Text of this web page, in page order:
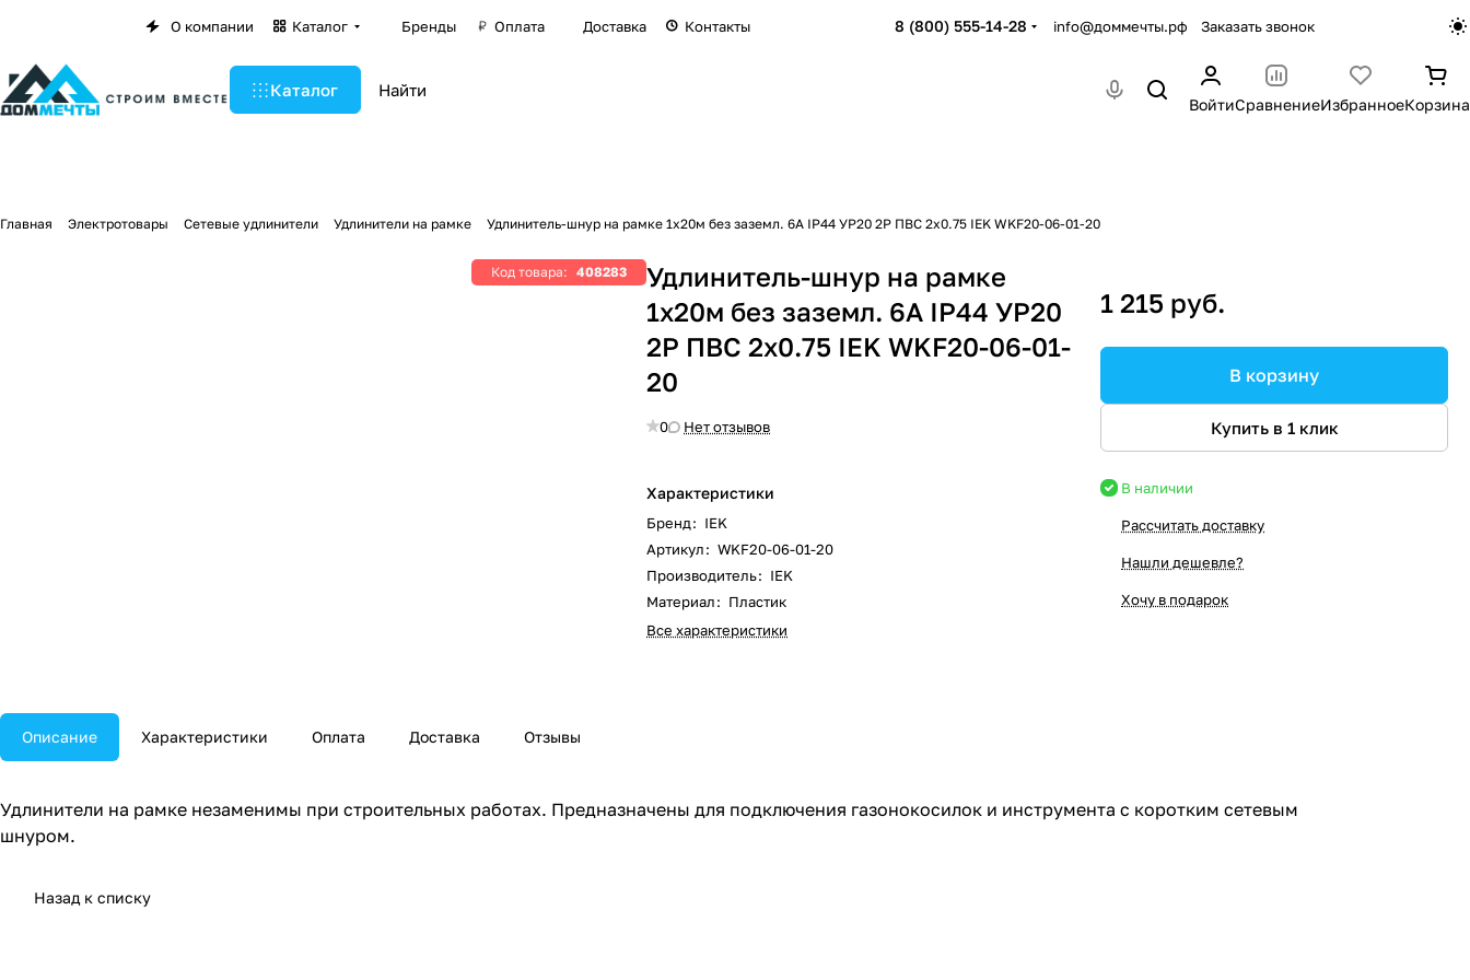
О компании Каталог Бренды Оплата Доставка Контакты 8 (800) 555-14-28 info@доммечты.рф Заказать звонок
Каталог
ВойтиСравнениеИзбранноеКорзина
Главная Электротовары Сетевые удлинители Удлинители на рамке Удлинитель-шнур на рамке 1х20м без заземл. 6А IP44 УР20 2P ПВС 2х0.75 IEK WKF20-06-01-20
Код товара: 408283
Удлинитель-шнур на рамке
1х20м без заземл. 6А IP44 УР20
2P ПВС 2х0.75 IEK WKF20-06-01-
20
0 Нет отзывов
Характеристики
Бренд: IEK
Артикул: WKF20-06-01-20
Производитель: IEK
Материал: Пластик
Все характеристики
1 215 руб.
В корзину
Купить в 1 клик
В наличии
Рассчитать доставку
Нашли дешевле?
Хочу в подарок
Описание Характеристики Оплата Доставка Отзывы
Удлинители на рамке незаменимы при строительных работах. Предназначены для подключения газонокосилок и инструмента с коротким сетевым
шнуром.
Назад к списку